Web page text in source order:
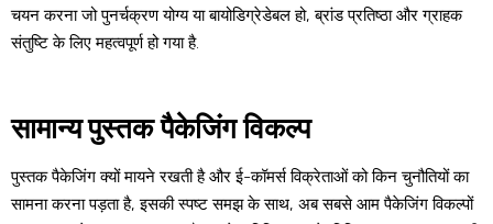
चयन करना जो पुनर्चक्रण योग्य या बायोडिग्रेडेबल हो, ब्रांड प्रतिष्ठा और ग्राहक
संतुष्टि के लिए महत्वपूर्ण हो गया है.
सामान्य पुस्तक पैकेजिंग विकल्प
पुस्तक पैकेजिंग क्यों मायने रखती है और ई-कॉमर्स विक्रेताओं को किन चुनौतियों का
सामना करना पड़ता है, इसकी स्पष्ट समझ के साथ, अब सबसे आम पैकेजिंग विकल्पों